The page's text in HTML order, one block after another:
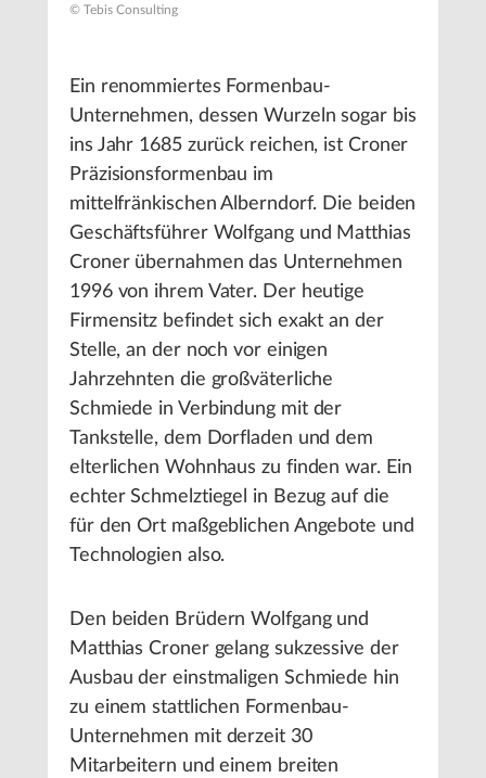
© Tebis Consulting
Ein renommiertes Formenbau-
Unternehmen, dessen Wurzeln sogar bis
ins Jahr 1685 zurück reichen, ist Croner
Präzisionsformenbau im
mittelfränkischen Alberndorf. Die beiden
Geschäftsführer Wolfgang und Matthias
Croner übernahmen das Unternehmen
1996 von ihrem Vater. Der heutige
Firmensitz befindet sich exakt an der
Stelle, an der noch vor einigen
Jahrzehnten die großväterliche
Schmiede in Verbindung mit der
Tankstelle, dem Dorfladen und dem
elterlichen Wohnhaus zu finden war. Ein
echter Schmelztiegel in Bezug auf die
für den Ort maßgeblichen Angebote und
Technologien also.
Den beiden Brüdern Wolfgang und
Matthias Croner gelang sukzessive der
Ausbau der einstmaligen Schmiede hin
zu einem stattlichen Formenbau-
Unternehmen mit derzeit 30
Mitarbeitern und einem breiten